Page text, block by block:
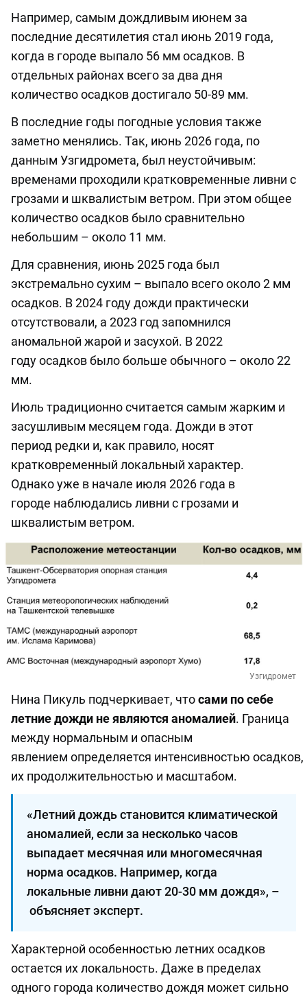
Например, самым дождливым июнем за
последние десятилетия стал июнь 2019 года,
когда в городе выпало 56 мм осадков. В
отдельных районах всего за два дня
количество осадков достигало 50-89 мм.
В последние годы погодные условия также
заметно менялись. Так, июнь 2026 года, по
данным Узгидромета, был неустойчивым:
временами проходили кратковременные ливни с
грозами и шквалистым ветром. При этом общее
количество осадков было сравнительно
небольшим – около 11 мм.
Для сравнения, июнь 2025 года был
экстремально сухим – выпало всего около 2 мм
осадков. В 2024 году дожди практически
отсутствовали, а 2023 год запомнился
аномальной жарой и засухой. В 2022
году осадков было больше обычного – около 22
мм.
Июль традиционно считается самым жарким и
засушливым месяцем года. Дожди в этот
период редки и, как правило, носят
кратковременный локальный характер.
Однако уже в начале июля 2026 года в
городе наблюдались ливни с грозами и
шквалистым ветром.
Узгидромет
Нина Пикуль подчеркивает, чтосами по себе
летние дожди не являются аномалией. Граница
между нормальным и опасным
явлением определяется интенсивностью осадков,
их продолжительностью и масштабом.
«Летний дождь становится климатической
аномалией, если за несколько часов
выпадает месячная или многомесячная
норма осадков. Например, когда
локальные ливни дают 20-30 мм дождя», –
объясняет эксперт.
Характерной особенностью летних осадков
остается их локальность. Даже в пределах
одного города количество дождя может сильно